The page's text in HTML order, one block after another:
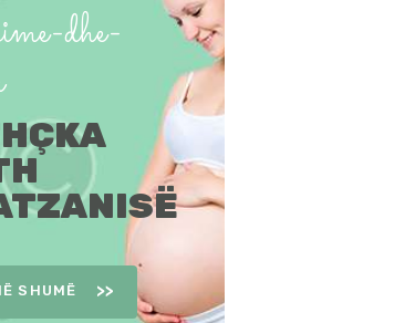
dhe-
SHUMË